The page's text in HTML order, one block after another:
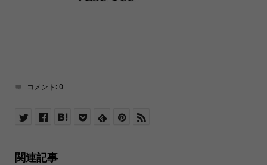
コメント:0
関連記事